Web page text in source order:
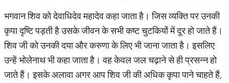
भगवान शिव को देवाधिदेव महादेव कहा जाता है। जिस व्यक्ति पर उनकी
कृपा दृष्टि पड़ती है उसके जीवन के सभी कष्ट चुटकियों में दूर हो जाते हैं।
शिव जी को उनकी दया और करुणा के लिए भी जाना जाता है। इसलिए
उन्हें भोलेनाथ भी कहा जाता है। वह केवल जल चढ़ाने से ही प्रसन्न हो
जाते हैं। इसके अलावा अगर आप शिव जी की अधिक कृपा पाने चाहते हैं,